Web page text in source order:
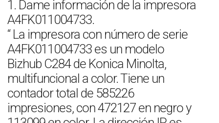
1. Dame información de la impresora
A4FK011004733.
“ La impresora con número de serie
A4FK011004733 es un modelo
Bizhub C284 de Konica Minolta,
multifuncional a color. Tiene un
contador total de 585226
impresiones, con 472127 en negro y